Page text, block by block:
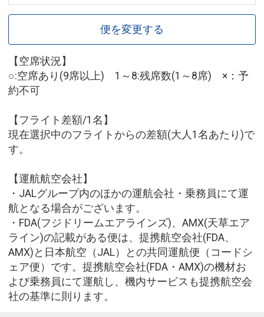
便を変更する
【空席状況】
○:空席あり(9席以上) 1～8:残席数(1～8席) ×：予
約不可
【フライト差額/1名】
現在選択中のフライトからの差額(大人1名あたり)で
す。
【運航航空会社】
・JALグループ内のほかの運航会社・乗務員にて運
航となる場合がございます。
・FDA(フジドリームエアラインズ)、AMX(天草エア
ライン)の記載がある便は、提携航空会社(FDA、
AMX)と日本航空（JAL）との共同運航便（コードシ
ェア便）です。提携航空会社(FDA・AMX)の機材お
よび乗務員にて運航し、機内サービスも提携航空会
社の基準に則ります。